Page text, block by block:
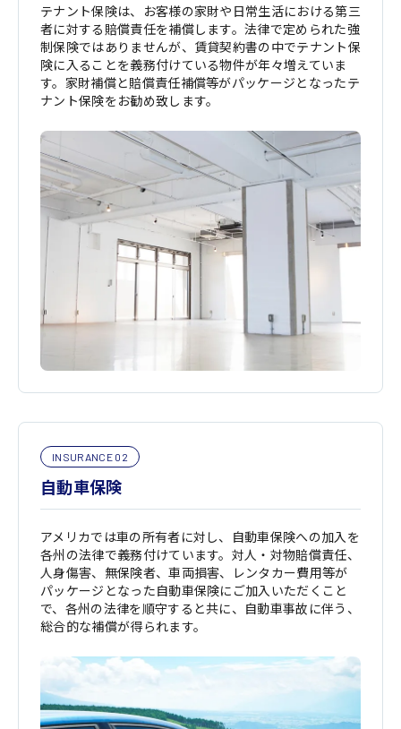
テナント保険は、お客様の家財や日常生活における第三
者に対する賠償責任を補償します。法律で定められた強
制保険ではありませんが、賃貸契約書の中でテナント保
険に入ることを義務付けている物件が年々増えていま
す。家財補償と賠償責任補償等がパッケージとなったテ
ナント保険をお勧め致します。
INSURANCE 02
自動車保険
アメリカでは車の所有者に対し、自動車保険への加入を
各州の法律で義務付けています。対人・対物賠償責任、
人身傷害、無保険者、車両損害、レンタカー費用等が
パッケージとなった自動車保険にご加入いただくこと
で、各州の法律を順守すると共に、自動車事故に伴う、
総合的な補償が得られます。